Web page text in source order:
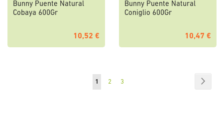
Bunny Puente Natural
Cobaya 600Gr
10,52 €
Bunny Puente Natural
Coniglio 600Gr
10,47 €
Pagina
Attualmente
1 Pagina
2 Pagina
3